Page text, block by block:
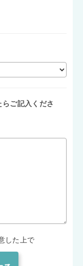
ご記入くださ
した上で